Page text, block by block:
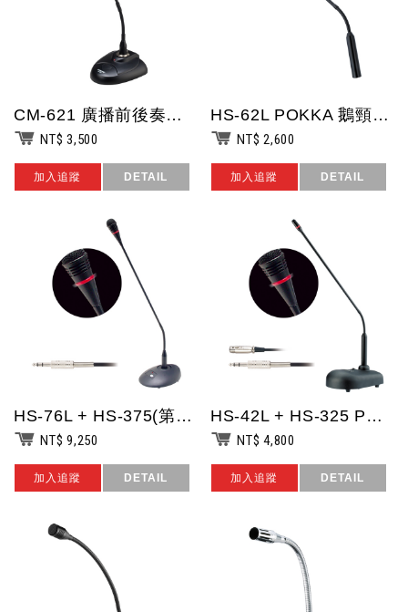
CM-621 廣播前後奏麥克風/電容式音頭/導線長度200cm/軟管48cm/4...
NT$ 3,500
加入追蹤 DETAIL
HS-62L POKKA 鵝頸式麥克風/一年保固/台灣製造
NT$ 2,600
加入追蹤 DETAIL
HS-76L + HS-375(第二代,5P) POKKA 桌上型會議列席機(串...
NT$ 9,250
加入追蹤 DETAIL
HS-42L + HS-325 POKKA 桌上型會議列席機(並聯式)/可搭配一...
NT$ 4,800
加入追蹤 DETAIL